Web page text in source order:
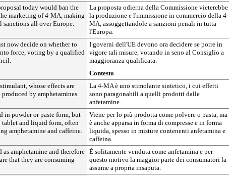
today would ban the
marketing of 4-MA, making
all over Europe.
La proposta odierna della Commissione vieterebbe
la produzione e l'immissione in commercio della 4-
MA, assoggettandole a sanzioni penali in tutta
l'Europa.
now decide on whether to
force, voting by a qualified
I governi dell'UE devono ora decidere se porre in
vigore tali misure, votando in seno al Consiglio a
maggioranza qualificata.
Contesto
whose effects are
by amphetamines.
La 4-MA è uno stimolante sintetico, i cui effetti
sono paragonabili a quelli prodotti dalle
anfetamine.
in powder or paste form, but
tablet and liquid form, often
amphetamine and caffeine.
Viene per lo più prodotta come polvere o pasta, ma
è anche apparsa in forma di compresse e in forma
liquida, spesso in misture contenenti anfetamina e
caffeina.
amphetamine and therefore
that they are consuming
È solitamente venduta come anfetamina e per
questo motivo la maggior parte dei consumatori la
assume a propria insaputa.